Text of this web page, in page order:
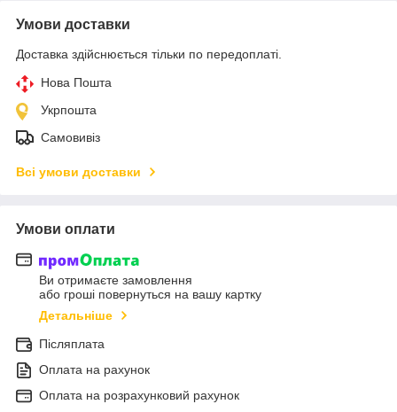
Умови доставки
Доставка здійснюється тільки по передоплаті.
Нова Пошта
Укрпошта
Самовивіз
Всі умови доставки
Умови оплати
Ви отримаєте замовлення
або гроші повернуться на вашу картку
Детальніше
Післяплата
Оплата на рахунок
Оплата на розрахунковий рахунок